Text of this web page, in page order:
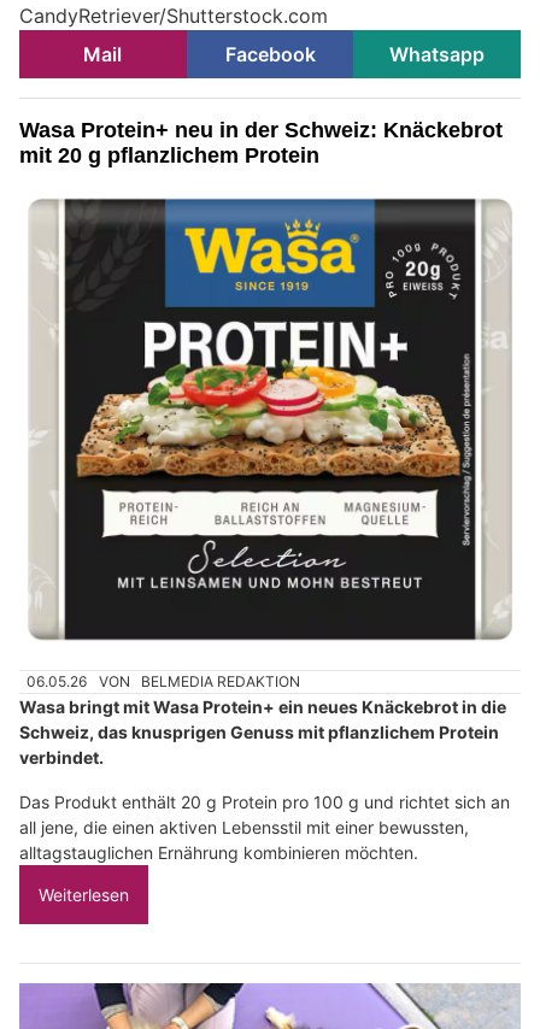
CandyRetriever/Shutterstock.com
Mail
Facebook Whatsapp
Wasa Protein+ neu in der Schweiz: Knäckebrot
mit 20 g pflanzlichem Protein
06.05.26 VON BELMEDIA REDAKTION
Wasa bringt mit Wasa Protein+ ein neues Knäckebrot in die
Schweiz, das knusprigen Genuss mit pflanzlichem Protein
verbindet.
Das Produkt enthält 20 g Protein pro 100 g und richtet sich an
all jene, die einen aktiven Lebensstil mit einer bewussten,
alltagstauglichen Ernährung kombinieren möchten.
Weiterlesen